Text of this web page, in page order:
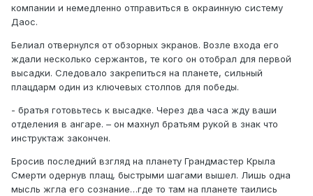
компании и немедленно отправиться в окраинную систему
Даос.
Белиал отвернулся от обзорных экранов. Возле входа его
ждали несколько сержантов, те кого он отобрал для первой
высадки. Следовало закрепиться на планете, сильный
плацдарм один из ключевых столпов для победы.
- братья готовьтесь к высадке. Через два часа жду ваши
отделения в ангаре. – он махнул братьям рукой в знак что
инструктаж закончен.
Бросив последний взгляд на планету Грандмастер Крыла
Смерти одернув плащ, быстрыми шагами вышел. Лишь одна
мысль жгла его сознание…где то там на планете таились